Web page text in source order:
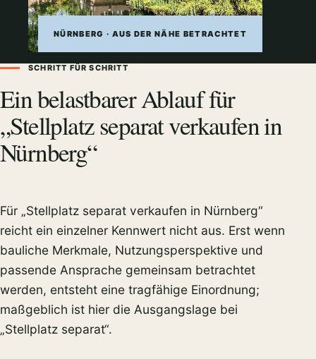
NÜRNBERG · AUS DER NÄHE BETRACHTET
SCHRITT FÜR SCHRITT
Ein belastbarer Ablauf für
„Stellplatz separat verkaufen in
Nürnberg“
Für „Stellplatz separat verkaufen in Nürnberg“
reicht ein einzelner Kennwert nicht aus. Erst wenn
bauliche Merkmale, Nutzungsperspektive und
passende Ansprache gemeinsam betrachtet
werden, entsteht eine tragfähige Einordnung;
maßgeblich ist hier die Ausgangslage bei
„Stellplatz separat“.